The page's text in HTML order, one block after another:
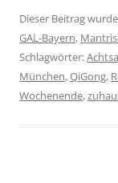
Dieser Beitrag
GAL-Bayern,
Schlagwörter:
München,QiGong,
Wochenende,